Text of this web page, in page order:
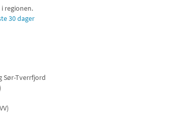
regionen.
30 dager
Sør-Tverrfjord